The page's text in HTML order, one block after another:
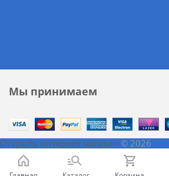
Мы принимаем
Открыть интернет магазин © 2026